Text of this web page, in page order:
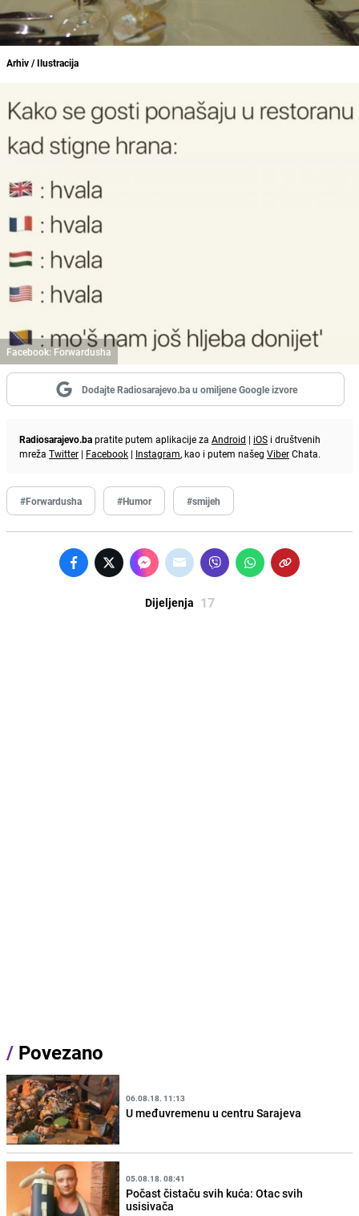
Arhiv / Ilustracija
Facebook: Forwardusha
Dodajte Radiosarajevo.ba u omiljene Google izvore
Radiosarajevo.bapratite putem aplikacije za Android | iOS i društvenih
mreža Twitter | Facebook | Instagram, kao i putem našeg ViberChata.
#Forwardusha #Humor #smijeh
Dijeljenja 17
/ Povezano
06.08.18. 11:13
U međuvremenu u centru Sarajeva
05.08.18. 08:41
Počast čistaču svih kuća: Otac svih
usisivača